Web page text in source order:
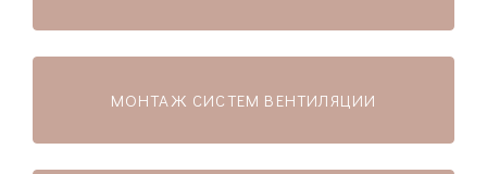
МОНТАЖ СИСТЕМ ВЕНТИЛЯЦИИ